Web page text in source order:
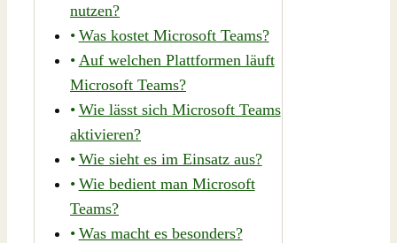
nutzen?
Was kostet Microsoft Teams?
Auf welchen Plattformen läuft
Microsoft Teams?
Wie lässt sich Microsoft Teams
aktivieren?
Wie sieht es im Einsatz aus?
Wie bedient man Microsoft
Teams?
Was macht es besonders?